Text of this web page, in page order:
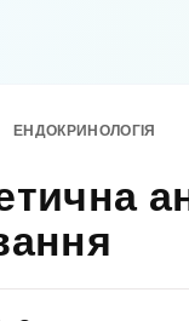
ЕНДОКРИНОЛОГІЯ